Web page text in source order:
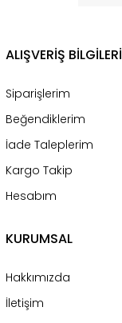
ALIŞVERİŞ BİLGİLERİ
Siparişlerim
Beğendiklerim
İade Taleplerim
Kargo Takip
Hesabım
KURUMSAL
Hakkımızda
İletişim